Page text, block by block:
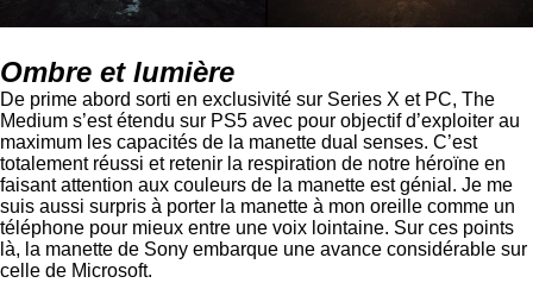
Ombre et lumière
De prime abord sorti en exclusivité sur Series X et PC, The
Medium s’est étendu sur PS5 avec pour objectif d’exploiter au
maximum les capacités de la manette dual senses. C’est
totalement réussi et retenir la respiration de notre héroïne en
faisant attention aux couleurs de la manette est génial. Je me
suis aussi surpris à porter la manette à mon oreille comme un
téléphone pour mieux entre une voix lointaine. Sur ces points
là, la manette de Sony embarque une avance considérable sur
celle de Microsoft.